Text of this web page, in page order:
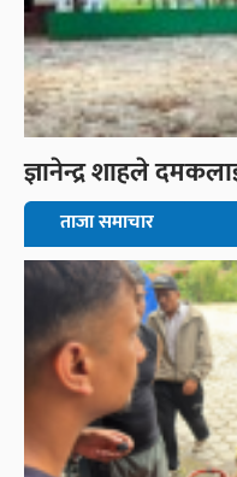
ज्ञानेन्द्र शाहले
ताजा समाचार